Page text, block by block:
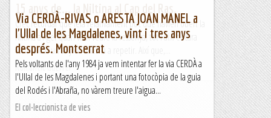
15 anys de... la Niltina al Cap del Ras.
Crec recordar que feia relativament poc que havien obert la
Niltina a Àger quan vam veure la ressenya, tot i així encara
vam tardar un any en anar-la a repetir. Així que,...
Romàntic Guerrer
Via CERDÀ-RIVAS o ARESTA JOAN MANEL a
l'Ullal de les Magdalenes, vint i tres anys
després. Montserrat
Pels voltants de l'any 1984 ja vem intentar fer la via CERDÀ a
l'Ullal de les Magdalenes i portant una fotocòpia de la guia
del Rodés i l'Abraña, no vàrem treure l'aigua...
El col·leccionista de vies